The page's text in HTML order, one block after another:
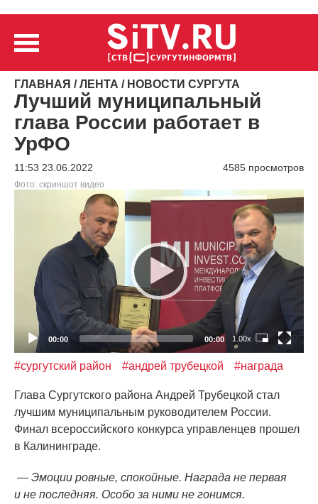
ГЛАВНАЯ /ЛЕНТА / НОВОСТИ СУРГУТА
Лучший муниципальный
глава России работает в
УрФО
11:53 23.06.2022 4585 просмотров
Фото: скриншот видео
00:00 00:00 1.00x
#сургутский район #андрей трубецкой #награда
Глава Сургутского района Андрей Трубецкой стал
лучшим муниципальным руководителем России.
Финал всероссийского конкурса управленцев прошел
в Калининграде.
— Эмоции ровные, спокойные. Награда не первая
и не последняя. Особо за ними не гонимся.